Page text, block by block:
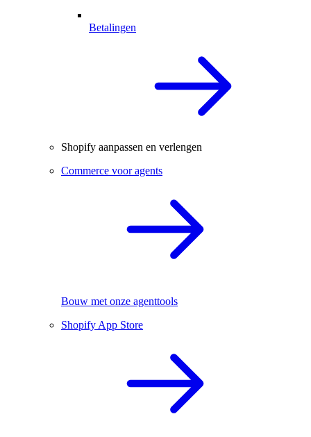
Betalingen
Shopify aanpassen en verlengen
Commerce voor agents
Bouw met onze agenttools
Shopify App Store